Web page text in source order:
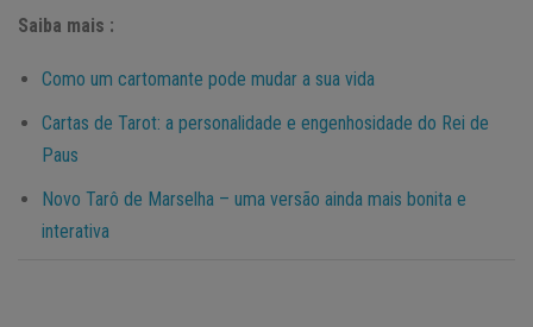
Saiba mais :
Como um cartomante pode mudar a sua vida
Cartas de Tarot: a personalidade e engenhosidade do Rei de
Paus
Novo Tarô de Marselha – uma versão ainda mais bonita e
interativa